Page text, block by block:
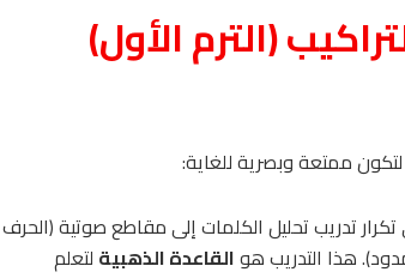
(الترم الأول)
ممتعة وبصرية للغاية:
تدريب تحليل الكلمات إلى مقاطع صوتية (الحرف
هذا التدريب هوالقاعدة الذهبية لتعلم